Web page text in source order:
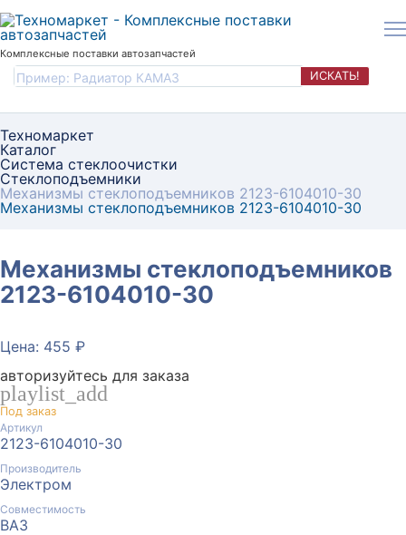
Комплексные поставки автозапчастей
ИСКАТЬ!
Техномаркет
Каталог
Система стеклоочистки
Стеклоподъемники
Механизмы стеклоподъемников 2123-6104010-30
Механизмы стеклоподъемников 2123-6104010-30
Механизмы стеклоподъемников
2123-6104010-30
Цена: 455 ₽
авторизуйтесь для заказа
playlist_add
Под заказ
Артикул
2123-6104010-30
Производитель
Электром
Совместимость
ВАЗ